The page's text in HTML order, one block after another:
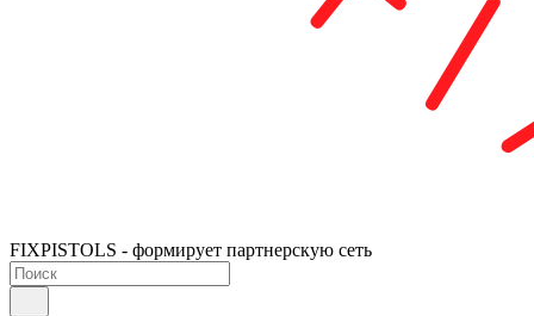
FIXPISTOLS - формирует партнерскую сеть